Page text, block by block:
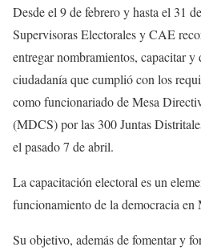
Desde el 9 de febrero y hasta el 31
Supervisoras Electorales y CAE
entregar nombramientos, capacitar
ciudadanía que cumplió con los
como funcionariado de Mesa
(MDCS) por las 300 Juntas
el pasado 7 de abril.
La capacitación electoral es un
funcionamiento de la democracia en
Su objetivo, además de fomentar y